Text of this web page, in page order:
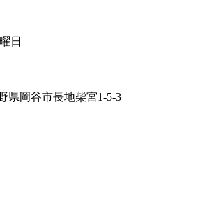
日
県岡谷市長地柴宮1-5-3